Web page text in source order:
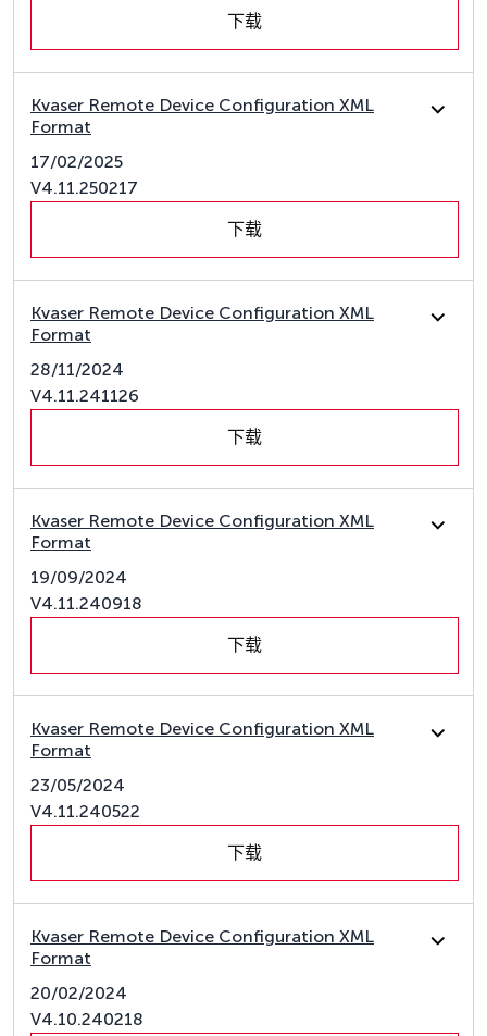
下载
Kvaser Remote Device Configuration XML
Format
17/02/2025
V4.11.250217
下载
Kvaser Remote Device Configuration XML
Format
28/11/2024
V4.11.241126
下载
Kvaser Remote Device Configuration XML
Format
19/09/2024
V4.11.240918
下载
Kvaser Remote Device Configuration XML
Format
23/05/2024
V4.11.240522
下载
Kvaser Remote Device Configuration XML
Format
20/02/2024
V4.10.240218